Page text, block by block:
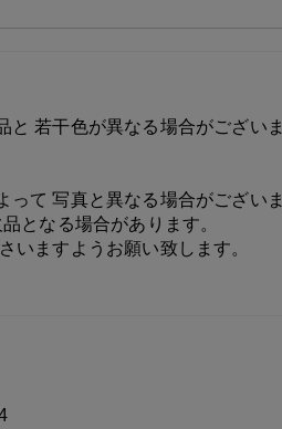
と 若干色が異なる場合がございま
て 写真と異なる場合がございま
となる場合があります。
いますようお願い致します。